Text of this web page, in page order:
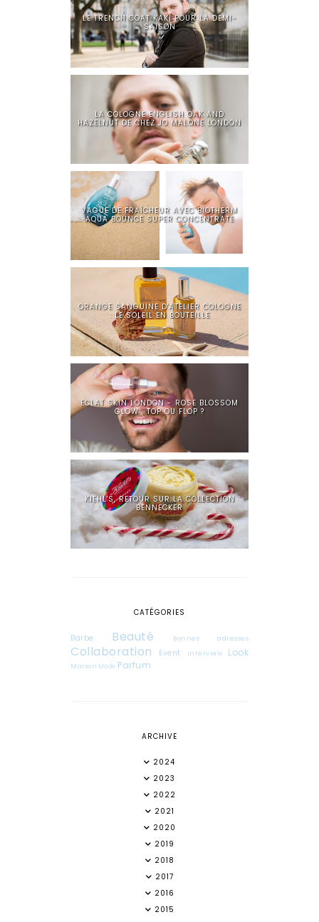
LE TRENCH COAT KAKI POUR LA DEMI-
SAISON
LA COLOGNE ENGLISH OAK AND
HAZELNUT DE CHEZ JO MALONE LONDON
VAGUE DE FRAÎCHEUR AVEC BIOTHERM
AQUA BOUNCE SUPER CONCENTRATE
ORANGE SANGUINE D'ATELIER COLOGNE
: LE SOLEIL EN BOUTEILLE
ECLAT SKIN LONDON - ROSE BLOSSOM
GLOW : TOP OU FLOP ?
KIEHL'S, RETOUR SUR LA COLLECTION
BENNECKER
CATÉGORIES
Barbe Beauté Bonnes adresses
Collaboration Event Interview Look
Maison Mode Parfum
ARCHIVE
2024
2023
2022
2021
2020
2019
2018
2017
2016
2015